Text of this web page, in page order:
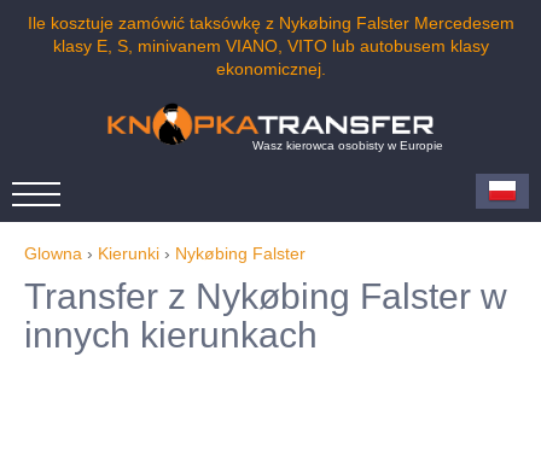
Ile kosztuje zamówić taksówkę z Nykøbing Falster Mercedesem
klasy E, S, minivanem VIANO, VITO lub autobusem klasy
ekonomicznej.
Wasz kierowca osobisty w Europie
Glowna › Kierunki › Nykøbing Falster
Transfer z Nykøbing Falster w
innych kierunkach